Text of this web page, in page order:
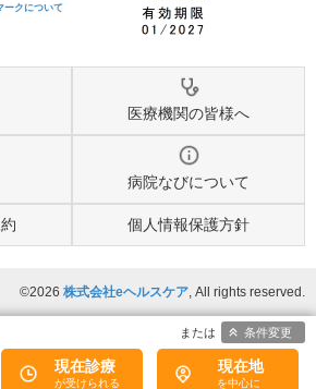
ークについて
医療機関の皆様へ
病院なびについて
個人情報保護方針
©2026 株式会社eヘルスケア, All rights reserved.
現在診療 現在地
条件変更